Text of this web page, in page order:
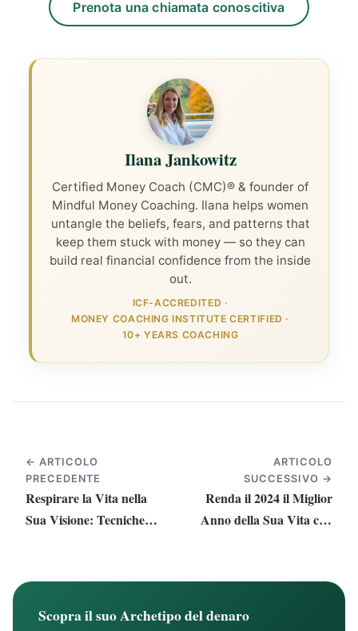
Prenota una chiamata conoscitiva
Ilana Jankowitz
Certified Money Coach (CMC)® & founder of
Mindful Money Coaching. Ilana helps women
untangle the beliefs, fears, and patterns that
keep them stuck with money — so they can
build real financial confidence from the inside
out.
ICF-ACCREDITED ·
MONEY COACHING INSTITUTE CERTIFIED ·
10+ YEARS COACHING
← ARTICOLO
PRECEDENTE
Respirare la Vita nella
Sua Visione: Tecniche
ARTICOLO
SUCCESSIVO →
Renda il 2024 il Miglior
Anno della Sua Vita con
Scopra il suo Archetipo del denaro